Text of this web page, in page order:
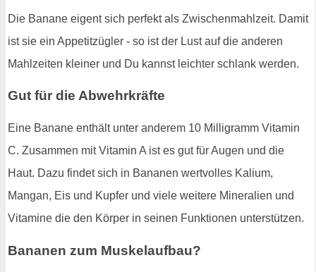
Die Banane eigent sich perfekt als Zwischenmahlzeit. Damit
ist sie ein Appetitzügler - so ist der Lust auf die anderen
Mahlzeiten kleiner und Du kannst leichter schlank werden.
Gut für die Abwehrkräfte
Eine Banane enthält unter anderem 10 Milligramm Vitamin
C. Zusammen mit Vitamin A ist es gut für Augen und die
Haut. Dazu findet sich in Bananen wertvolles Kalium,
Mangan, Eis und Kupfer und viele weitere Mineralien und
Vitamine die den Körper in seinen Funktionen unterstützen.
Bananen zum Muskelaufbau?